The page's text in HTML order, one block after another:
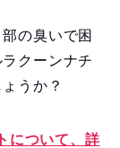
の臭いで困
クーンナチ
うか？
について、詳